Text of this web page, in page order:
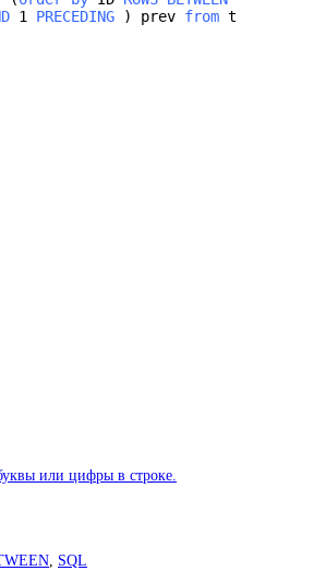
1 PRECEDING ) prev from
или цифры в строке.
, SQL